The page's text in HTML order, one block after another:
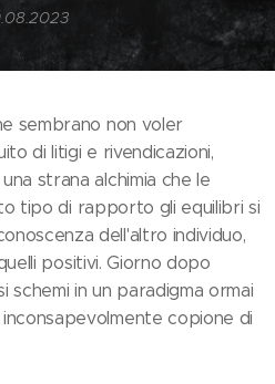
sembrano non voler
di litigi e rivendicazioni,
strana alchimia che le
tipo di rapporto gli equilibri si
dell'altro individuo,
positivi. Giorno dopo
schemi in un paradigma ormai
copione di